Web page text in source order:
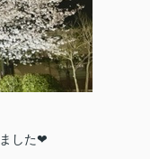
した❤